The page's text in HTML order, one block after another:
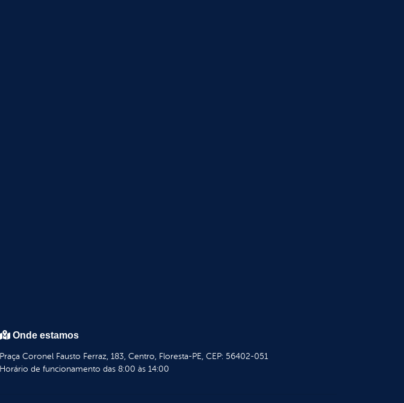
Onde estamos
Praça Coronel Fausto Ferraz, 183, Centro, Floresta-PE, CEP: 56402-051
Horário de funcionamento das 8:00 às 14:00